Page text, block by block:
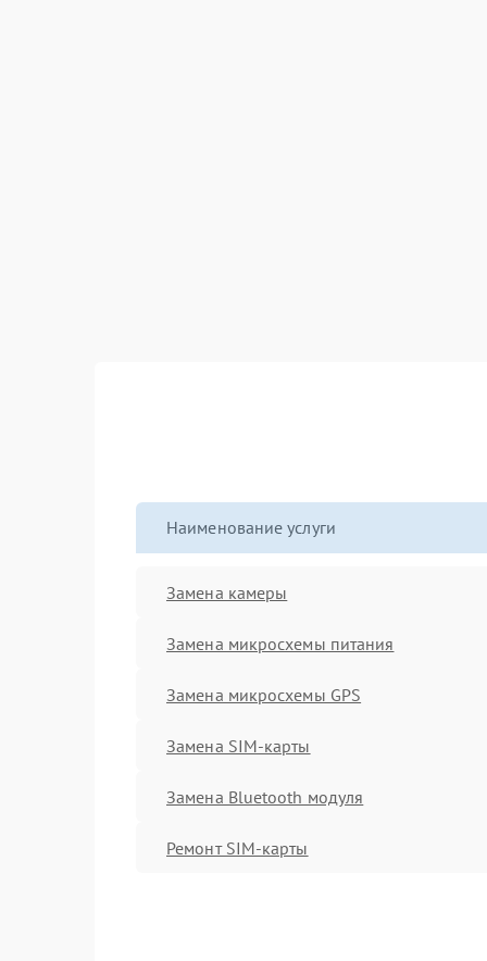
Наименование услуги
Замена камеры
Замена микросхемы питания
Замена микросхемы GPS
Замена SIM-карты
Замена Bluetooth модуля
Ремонт SIM-карты